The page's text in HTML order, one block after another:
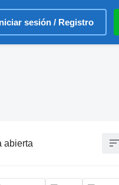
sesión / Registro
abierta